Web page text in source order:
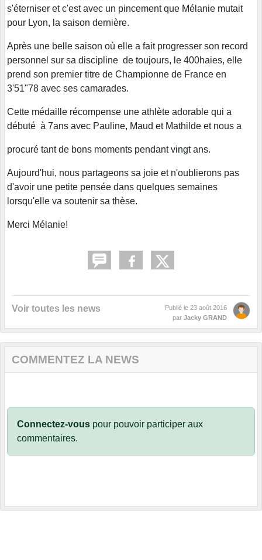
s'éterniser et c'est avec un pincement que Mélanie mutait
pour Lyon, la saison dernière.
Après une belle saison où elle a fait progresser son record
personnel sur sa discipline de toujours, le 400haies, elle
prend son premier titre de Championne de France en
3'51"78 avec ses camarades.
Cette médaille récompense une athlète adorable qui a
débuté à 7ans avec Pauline, Maud et Mathilde et nous a
procuré tant de bons moments pendant vingt ans.
Aujourd'hui, nous partageons sa joie et n'oublierons pas
d'avoir une petite pensée dans quelques semaines
lorsqu'elle va soutenir sa thèse.
Merci Mélanie!
Voir toutes les news Publié le 23 août 2016
par Jacky GRAND
COMMENTEZ LA NEWS
Connectez-vous pour pouvoir participer aux
commentaires.